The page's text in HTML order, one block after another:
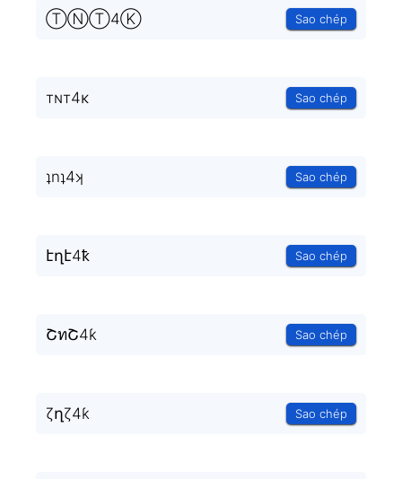
ⓉⓃⓉ4Ⓚ Sao chép
тɴт4κ Sao chép
ʇnʇ4ʞ Sao chép
էղէ4ҟ Sao chép
ՇทՇ4ƙ Sao chép
ζղζ4ƙ Sao chép